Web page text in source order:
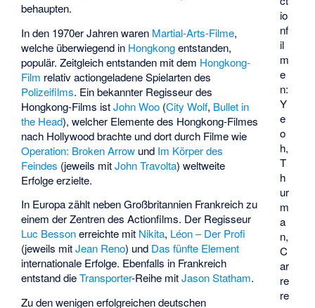
io
nf
il
m
e
n:
Y
e
o
h,
T
h
ur
m
a
n,
C
ar
re
re
behaupten.
In den 1970er Jahren waren Martial-Arts-Filme,
welche überwiegend in Hongkongentstanden,
populär. Zeitgleich entstanden mit dem Hongkong-
Film relativ actiongeladene Spielarten des
Polizeifilms. Ein bekannter Regisseur des
Hongkong-Films istJohn Woo (City Wolf, Bullet in
the Head), welcher Elemente des Hongkong-Filmes
nach Hollywood brachte und dort durch Filme wie
Operation: Broken Arrow und Im Körper des
Feindes (jeweils mitJohn Travolta) weltweite
Erfolge erzielte.
In Europa zählt neben Großbritannien Frankreich zu
einem der Zentren des Actionfilms. Der Regisseur
Luc Bessonerreichte mit Nikita, Léon – Der Profi
(jeweils mitJean Reno) und Das fünfte Element
internationale Erfolge. Ebenfalls in Frankreich
entstand dieTransporter-Reihe mitJason Statham.
Zu den wenigen erfolgreichen deutschen